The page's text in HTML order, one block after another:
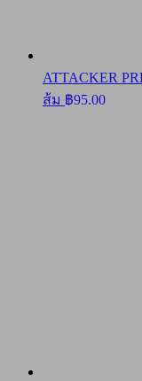
ATTACKER
ส้ม ฿95.00